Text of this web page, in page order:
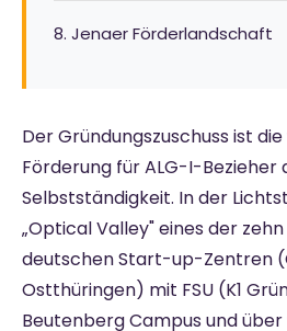
8. Jenaer Förderlandschaft
Der Gründungszuschuss ist
Förderung für ALG-I-Bezieher
Selbstständigkeit. In der
„Optical Valley" eines der
deutschen Start-up-Zentren
Ostthüringen) mit FSU (K1
Beutenberg Campus und